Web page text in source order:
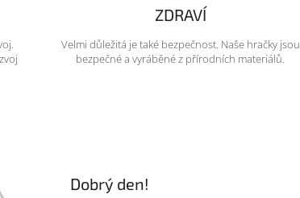
ZDRAVÍ
Velmi důležitá je také bezpečnost. Naše hračky jsou
bezpečné a vyráběné z přírodních materiálů.
Dobrý den!